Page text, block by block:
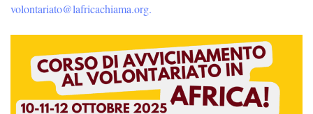
volontariato@lafricachiama.org.